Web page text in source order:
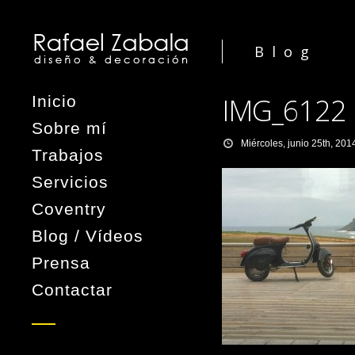
Inicio
Sobre mí
Trabajos
Servicios
Coventry
Blog / Vídeos
Prensa
Contactar
Blog
IMG_6122
Miércoles, junio 25th,